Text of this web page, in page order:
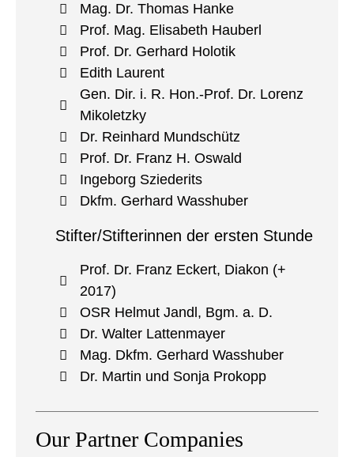
Mag. Dr. Thomas Hanke
Prof. Mag. Elisabeth Hauberl
Prof. Dr. Gerhard Holotik
Edith Laurent
Gen. Dir. i. R. Hon.-Prof. Dr. Lorenz
Mikoletzky
Dr. Reinhard Mundschütz
Prof. Dr. Franz H. Oswald
Ingeborg Sziederits
Dkfm. Gerhard Wasshuber
Stifter/Stifterinnen der ersten Stunde
Prof. Dr. Franz Eckert, Diakon (+
2017)
OSR Helmut Jandl, Bgm. a. D.
Dr. Walter Lattenmayer
Mag. Dkfm. Gerhard Wasshuber
Dr. Martin und Sonja Prokopp
Our Partner Companies